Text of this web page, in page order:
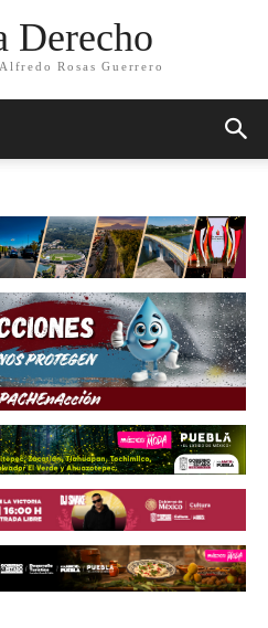
Derecho
Rosas Guerrero